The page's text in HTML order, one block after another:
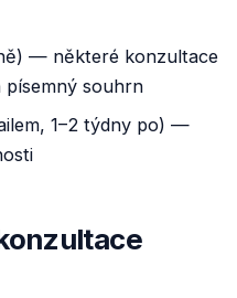
— některé konzultace
písemný souhrn
1–2 týdny po) —